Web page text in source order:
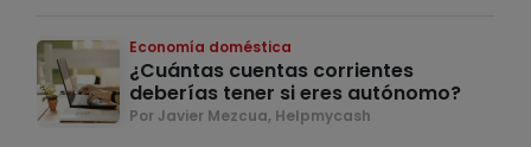
Economía doméstica
¿Cuántas cuentas corrientes
deberías tener si eres autónomo?
Por Javier Mezcua, Helpmycash